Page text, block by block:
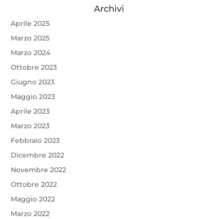
Archivi
Aprile 2025
Marzo 2025
Marzo 2024
Ottobre 2023
Giugno 2023
Maggio 2023
Aprile 2023
Marzo 2023
Febbraio 2023
Dicembre 2022
Novembre 2022
Ottobre 2022
Maggio 2022
Marzo 2022